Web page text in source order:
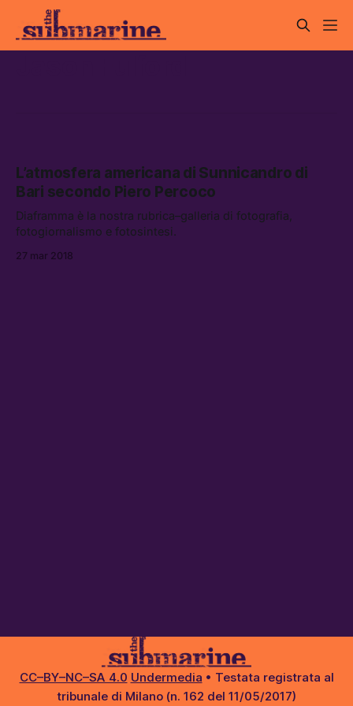
L’atmosfera americana di Sunnicandro di
Bari secondo Piero Percoco
Diaframma è la nostra rubrica–galleria di fotografia,
fotogiornalismo e fotosintesi.
27 mar 2018
CC–BY–NC–SA 4.0 Undermedia • Testata registrata al
tribunale di Milano (n. 162 del 11/05/2017)